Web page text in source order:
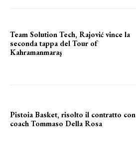
Team Solution Tech, Rajović vince la
seconda tappa del Tour of
Kahramanmaraş
Pistoia Basket, risolto il contratto con
coach Tommaso Della Rosa